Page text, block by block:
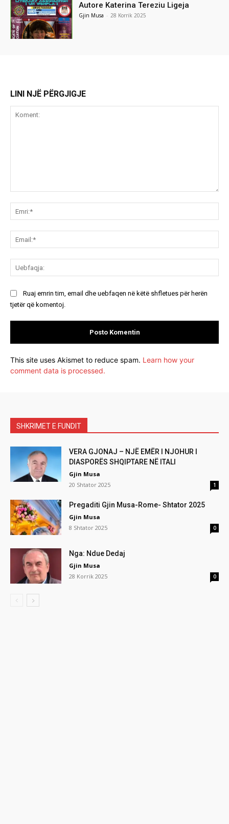
Autore Katerina Tereziu Ligeja
Gjin Musa - 28 Korrik 2025
LINI NJË PËRGJIGJE
Ruaj emrin tim, email dhe uebfaqen në këtë shfletues për herën
tjetër që komentoj.
This site uses Akismet to reduce spam. Learn how your
comment data is processed.
SHKRIMET E FUNDIT
VERA GJONAJ – NJË EMËR I NJOHUR I
DIASPORËS SHQIPTARE NË ITALI
Gjin Musa
20 Shtator 2025
1
Pregaditi Gjin Musa-Rome- Shtator 2025
Gjin Musa
8 Shtator 2025
0
Nga: Ndue Dedaj
Gjin Musa
28 Korrik 2025
0